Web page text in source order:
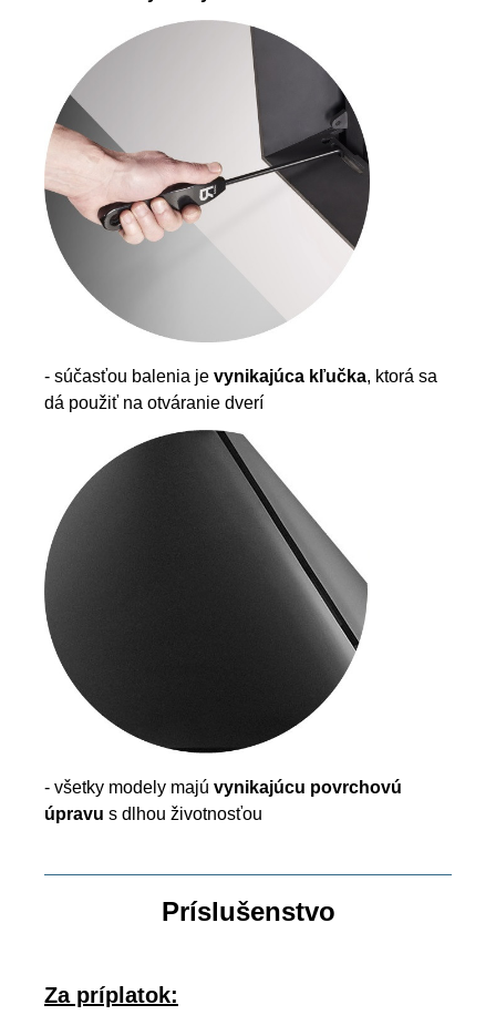
- súčasťou balenia je vynikajúca kľučka, ktorá sa
dá použiť na otváranie dverí
- všetky modely majú vynikajúcu povrchovú
úpravu s dlhou životnosťou
Príslušenstvo
Za príplatok: